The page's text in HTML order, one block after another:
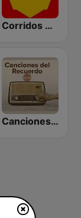
Corridos Chingones Radio
Canciones del Recuerdo DJec